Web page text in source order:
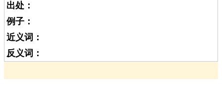
出处：
例子：
近义词：
反义词：